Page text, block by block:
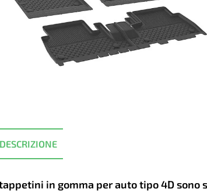
in gomma per auto tipo 4D